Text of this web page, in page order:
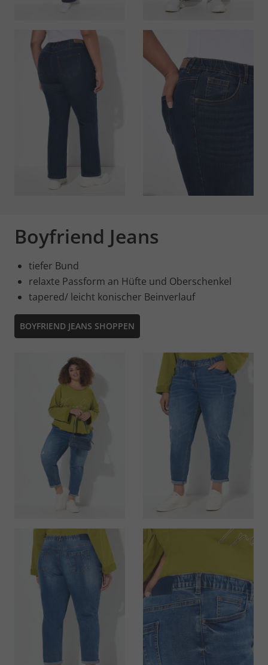
Boyfriend Jeans
tiefer Bund
relaxte Passform an Hüfte und Oberschenkel
tapered/ leicht konischer Beinverlauf
BOYFRIEND JEANS SHOPPEN